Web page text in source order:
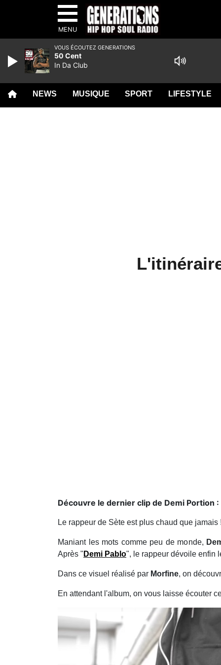
MENU
NEWS MUSIQUE SPORT LIFESTYLE
Découvre le dernier clip de Demi Portion
Le rappeur de Sète est plus chaud que
Maniant les mots comme peu de monde,
Après " Demi Pablo", le rappeur dévoile enfin
Dans ce visuel réalisé par Morfine, on
En attendant l'album, on vous laisse écouter
VOUS ÉCOUTEZ GENERATIONS
50 Cent
In Da Club